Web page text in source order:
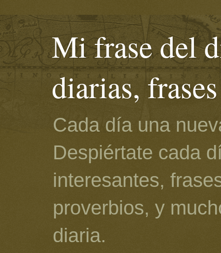
Mi frase del
diarias,
Cada día una
Despiértate cada
interesantes,
proverbios, y
diaria.